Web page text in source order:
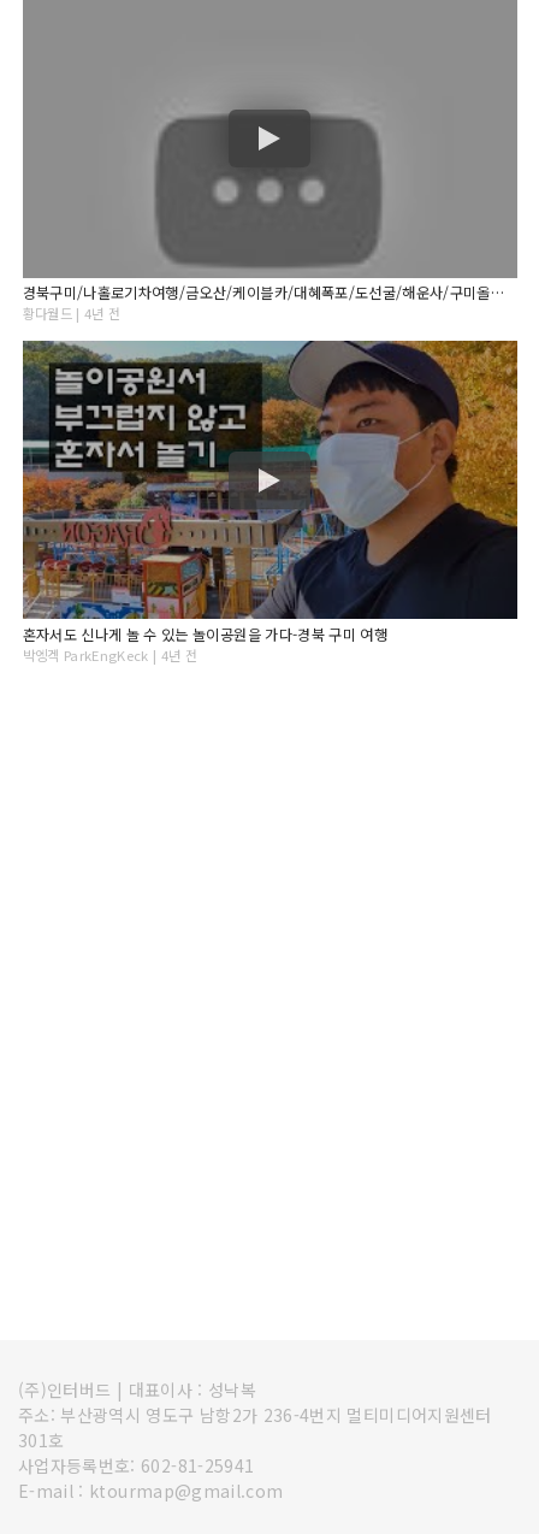
경북구미/나홀로기차여행/금오산/케이블카/대혜폭포/도선굴/해운사/구미올레길/금오저수지/
황다월드 | 4년 전
혼자서도 신나게 놀 수 있는 놀이공원을 가다-경북 구미 여행
박엥겍 ParkEngKeck | 4년 전
(주)인터버드 | 대표이사 : 성낙복
주소: 부산광역시 영도구 남항2가 236-4번지 멀티미디어지원센터
301호
사업자등록번호: 602-81-25941
E-mail : ktourmap@gmail.com